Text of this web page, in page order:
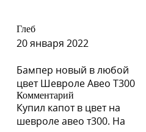
Глеб
20 января 2022
Бампер новый в любой
цвет Шевроле Авео Т300
Комментарий
Купил капот в цвет на
шевроле авео т300. На